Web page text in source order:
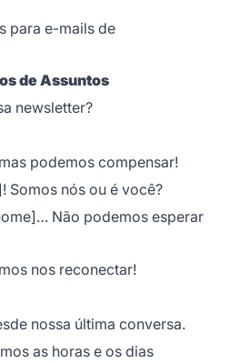
para e-mails de
de Assuntos
newsletter?
podemos compensar!
Somos nós ou é você?
Não podemos esperar
nos reconectar!
nossa última conversa.
as horas e os dias